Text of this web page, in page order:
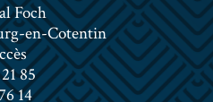
Foch
en-Cotentin
85
14